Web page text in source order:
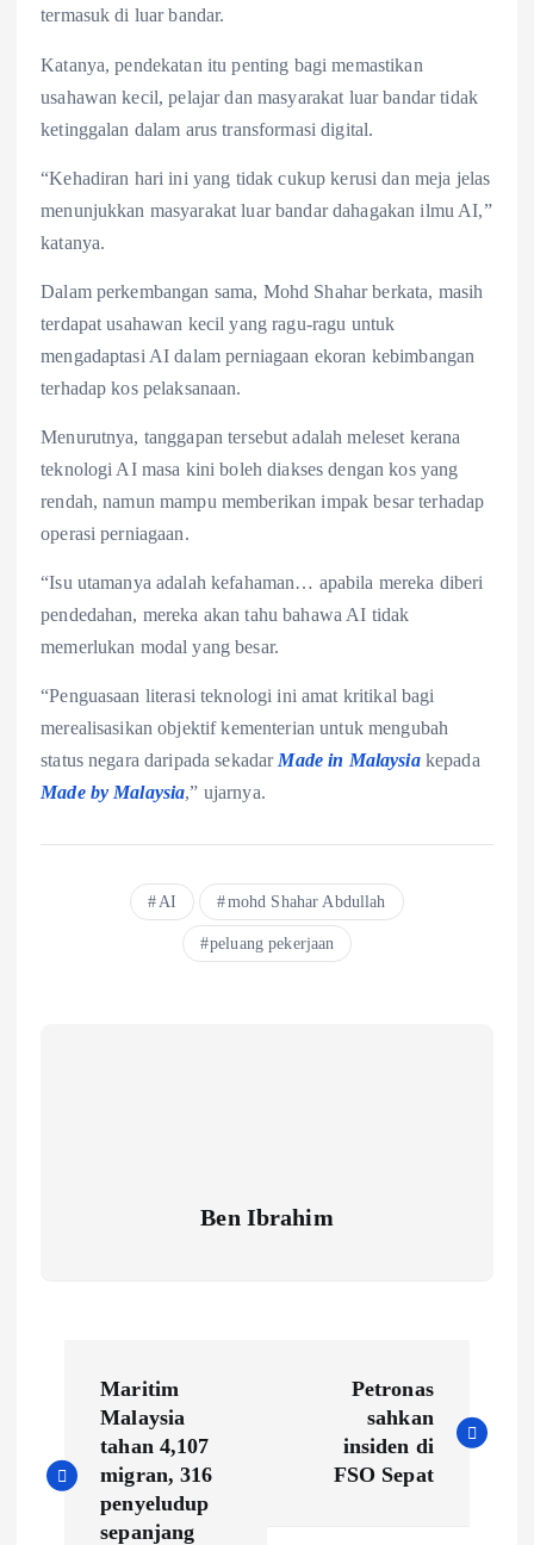
termasuk di luar bandar.
Katanya, pendekatan itu penting bagi memastikan
usahawan kecil, pelajar dan masyarakat luar bandar tidak
ketinggalan dalam arus transformasi digital.
“Kehadiran hari ini yang tidak cukup kerusi dan meja jelas
menunjukkan masyarakat luar bandar dahagakan ilmu AI,”
katanya.
Dalam perkembangan sama, Mohd Shahar berkata, masih
terdapat usahawan kecil yang ragu-ragu untuk
mengadaptasi AI dalam perniagaan ekoran kebimbangan
terhadap kos pelaksanaan.
Menurutnya, tanggapan tersebut adalah meleset kerana
teknologi AI masa kini boleh diakses dengan kos yang
rendah, namun mampu memberikan impak besar terhadap
operasi perniagaan.
“Isu utamanya adalah kefahaman… apabila mereka diberi
pendedahan, mereka akan tahu bahawa AI tidak
memerlukan modal yang besar.
“Penguasaan literasi teknologi ini amat kritikal bagi
merealisasikan objektif kementerian untuk mengubah
status negara daripada sekadar Made in Malaysiakepada
Made by Malaysia,” ujarnya.
AI mohd Shahar Abdullah
peluang pekerjaan
Ben Ibrahim
s
Maritim
Malaysia
tahan 4,107
migran, 316
penyeludup
sepanjang
Petronas
sahkan
insiden di
FSO Sepat